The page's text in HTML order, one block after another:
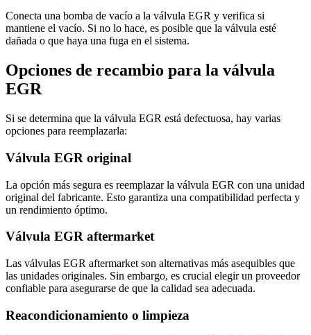
Conecta una bomba de vacío a la válvula EGR y verifica si
mantiene el vacío. Si no lo hace, es posible que la válvula esté
dañada o que haya una fuga en el sistema.
Opciones de recambio para la válvula
EGR
Si se determina que la válvula EGR está defectuosa, hay varias
opciones para reemplazarla:
Válvula EGR original
La opción más segura es reemplazar la válvula EGR con una unidad
original del fabricante. Esto garantiza una compatibilidad perfecta y
un rendimiento óptimo.
Válvula EGR aftermarket
Las válvulas EGR aftermarket son alternativas más asequibles que
las unidades originales. Sin embargo, es crucial elegir un proveedor
confiable para asegurarse de que la calidad sea adecuada.
Reacondicionamiento o limpieza